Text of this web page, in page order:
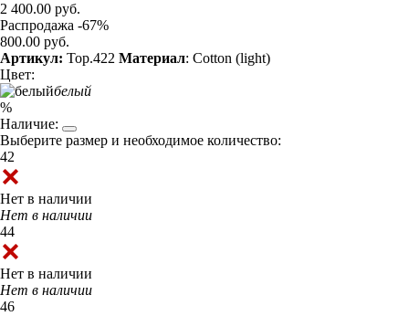
2 400.00 руб.
Распродажа -67%
800.00 руб.
Артикул: Top.422 Материал: Cotton (light)
Цвет:
белый
%
Наличие:
Выберите размер и необходимое количество:
42
Нет в наличии
Нет в наличии
44
Нет в наличии
Нет в наличии
46